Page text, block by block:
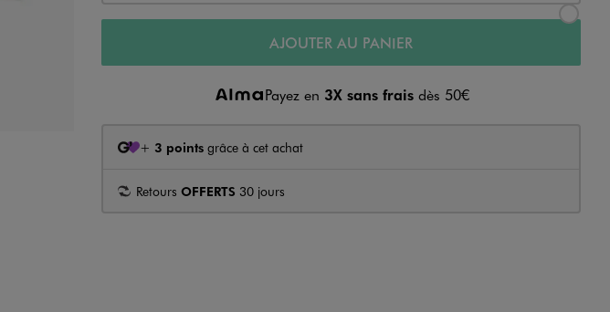
AJOUTER AU PANIER
Payez en 3X sans fraisdès 50€
+ 3 pointsgrâce à cet achat
Retours OFFERTS 30 jours